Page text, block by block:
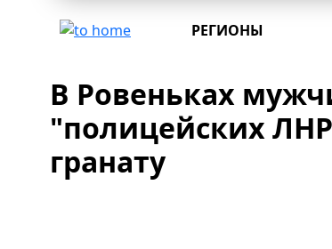
РЕГИОНЫ
В Ровеньках
"полицейских
гранату